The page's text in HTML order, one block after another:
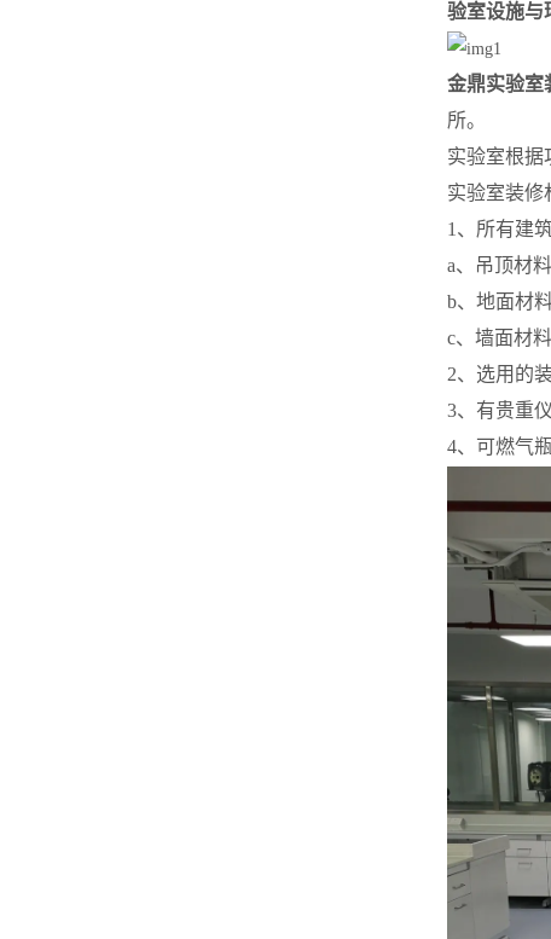
验室设施与
金鼎实验室
所。
实验室根据
实验室装修
1、所有建
a、吊顶材
b、地面材
c、墙面材
2、选用的
3、有贵重
4、可燃气